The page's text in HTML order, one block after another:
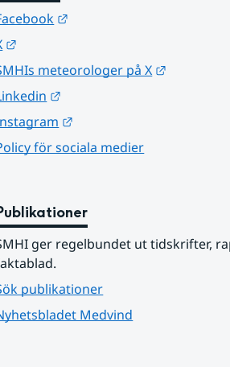
meteorologer på X
för sociala medier
ger regelbundet ut tidskrifter,
publikationer
Medvind